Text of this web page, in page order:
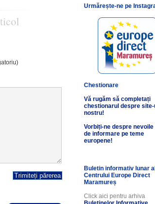
Urmărește-ne pe
Chestionare
Vă rugăm să completați
chestionarul despre site-
nostru!
Vorbiți-ne despre nevoile
de informare pe teme
europene!
Buletin informativ lunar al
Centrului Europe Direct
Maramureș
Click aici pentru arhiva